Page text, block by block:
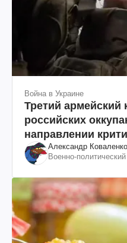
Война в Украине
Третий армейский
российских
направлении
как это удалось
Александр Коваленко
Военно-